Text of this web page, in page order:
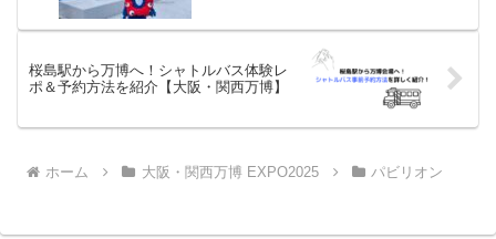
桜島駅から万博へ！シャトルバス体験レ
ポ＆予約方法を紹介【大阪・関西万博】
ホーム 大阪・関西万博 EXPO2025 パビリオン